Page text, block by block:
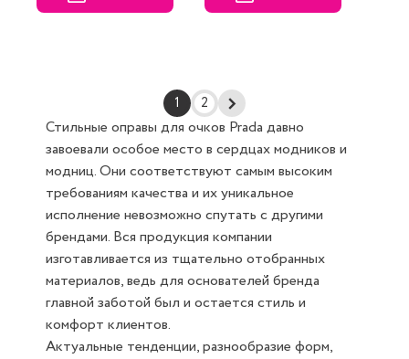
1 2
Стильные оправы для очков Prada давно
завоевали особое место в сердцах модников и
модниц. Они соответствуют самым высоким
требованиям качества и их уникальное
исполнение невозможно спутать с другими
брендами. Вся продукция компании
изготавливается из тщательно отобранных
материалов, ведь для основателей бренда
главной заботой был и остается стиль и
комфорт клиентов.
Актуальные тенденции, разнообразие форм,